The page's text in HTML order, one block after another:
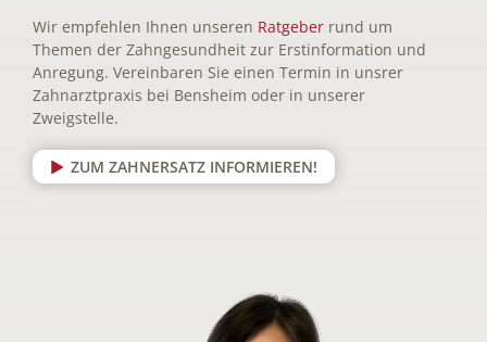
Wir empfehlen Ihnen unseren Ratgeber rund um
Themen der Zahngesundheit zur Erstinformation und
Anregung. Vereinbaren Sie einen Termin in unsrer
Zahnarztpraxis bei Bensheim oder in unserer
Zweigstelle.
ZUM ZAHNERSATZ INFORMIEREN!